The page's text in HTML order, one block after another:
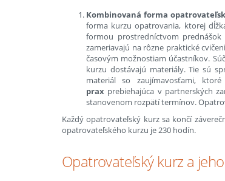
Kombinovaná forma
forma kurzu opatrovania, ktorej
formou prostredníctvom
zameriavajú na rôzne praktické
časovým možnostiam účastníkov.
kurzu dostávajú materiály. Tie sú
materiál so zaujímavosťami,
prax prebiehajúca v partnerských
stanovenom rozpätí termínov.
Každý opatrovateľský kurz sa končí
opatrovateľského kurzu je 230 hodín.
Opatrovateľský kurz a